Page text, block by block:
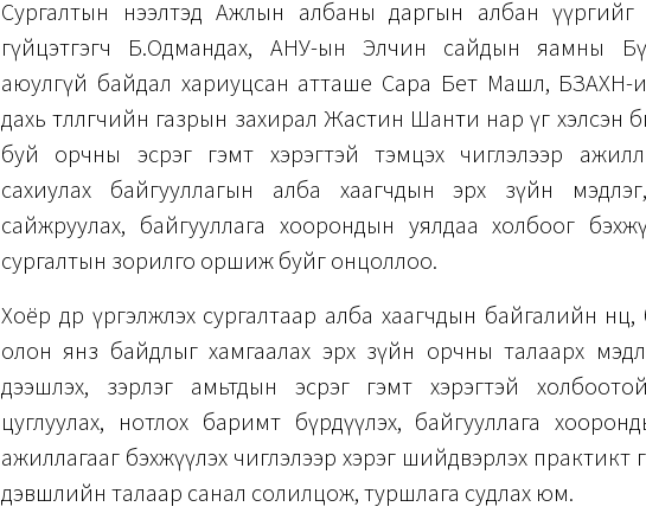
Сургалтын нээлтэд Ажлын албаны даргын албан
гүйцэтгэгч Б.Одмандах, АНУ-ын Элчин сайдын яамны
аюулгүй байдал хариуцсан атташе Сара Бет Машл, БЗАХН-
дахь төлөөлөгчийн газрын захирал Жастин Шанти нар үг хэлсэн
буй орчны эсрэг гэмт хэрэгтэй тэмцэх чиглэлээр
сахиулах байгууллагын алба хаагчдын эрх зүйн
сайжруулах, байгууллага хоорондын уялдаа холбоог
сургалтын зорилго оршиж буйг онцоллоо.
Хоёр өдөр үргэлжлэх сургалтаар алба хаагчдын байгалийн
олон янз байдлыг хамгаалах эрх зүйн орчны талаарх
дээшлэх, зэрлэг амьтдын эсрэг гэмт хэрэгтэй
цуглуулах, нотлох баримт бүрдүүлэх, байгууллага
ажиллагааг бэхжүүлэх чиглэлээр хэрэг шийдвэрлэх практикт
дэвшлийн талаар санал солилцож, туршлага судлах юм.